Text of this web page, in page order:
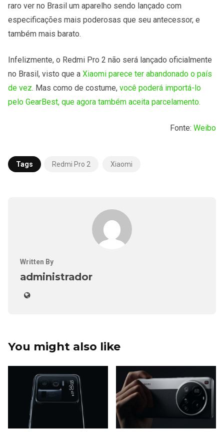
raro ver no Brasil um aparelho sendo lançado com
especificações mais poderosas que seu antecessor, e
também mais barato.
Infelizmente, o Redmi Pro 2 não será lançado oficialmente
no Brasil, visto que a Xiaomi parece ter abandonado o país
de vez. Mas como de costume, você poderá importá-lo
pelo GearBest, que agora também aceita parcelamento.
Fonte: Weibo
Tags Redmi Pro 2 Xiaomi
Written By
administrador
You might also like